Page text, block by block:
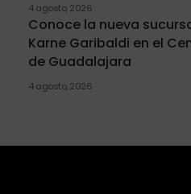
4 agosto, 2026
Conoce la nueva
Karne Garibaldi en el
de Guadalajara
4 agosto, 2026